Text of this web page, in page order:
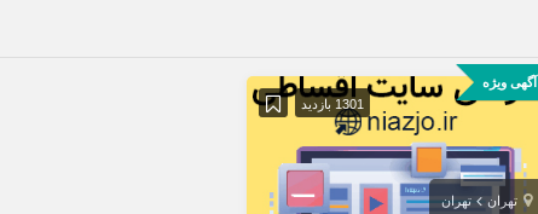
آگهی ویژه
1301 بازدید
تهران تهران